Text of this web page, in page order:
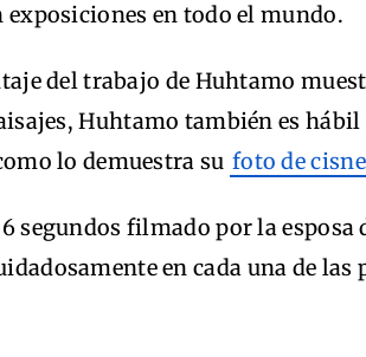
exposiciones en todo el mundo.
del trabajo de Huhtamo
Huhtamo también es
lo demuestra su foto de cisne
segundos filmado por la esposa
en cada una de las